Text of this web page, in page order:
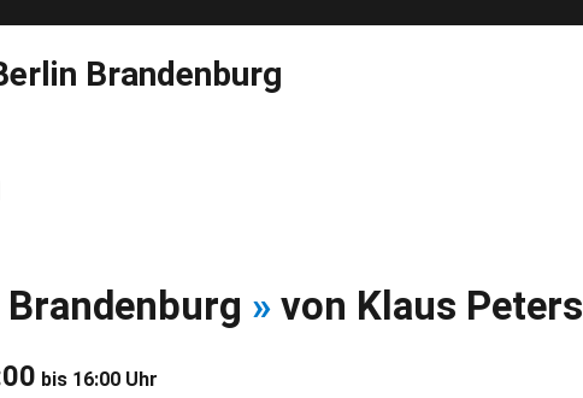
Brandenburg
» von Klaus Peters
bis 16:00 Uhr